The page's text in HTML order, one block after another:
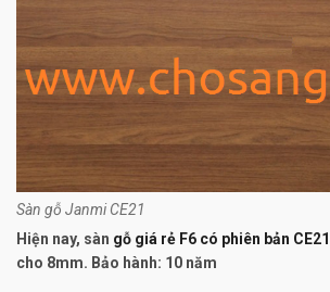
Sàn gỗ Janmi CE21
Hiện nay, sàn gỗ giá rẻ F6 có phiên bản CE21
cho 8mm. Bảo hành: 10 năm